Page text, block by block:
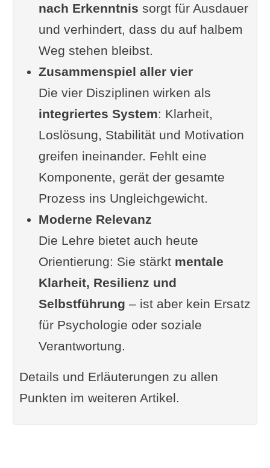
Download zum Ausdruck und
Zusammenspiel der vier
🕉️ Ursprung der vier Disziplinen
(Sādhana Chatuṣṭaya)
📜 Philosophischer
👤 Systematisierung durch
🔑 Die Herkunft kurz gefasst
Aber: kein Allheilmittel
Fazit: Ein anspruchsvoller, aber
klarer Weg
Ergänzung oder Frage von dir
nach Erkenntnis sorgt für Ausdauer
und verhindert, dass du auf halbem
Weg stehen bleibst.
Zusammenspiel aller vier
Die vier Disziplinen wirken als
integriertes System: Klarheit,
Loslösung, Stabilität und Motivation
greifen ineinander. Fehlt eine
Komponente, gerät der gesamte
Prozess ins Ungleichgewicht.
Moderne Relevanz
Die Lehre bietet auch heute
Orientierung: Sie stärkt mentale
Klarheit, Resilienz und
Selbstführung – ist aber kein Ersatz
für Psychologie oder soziale
Verantwortung.
Details und Erläuterungen zu allen
Punkten im weiteren Artikel.